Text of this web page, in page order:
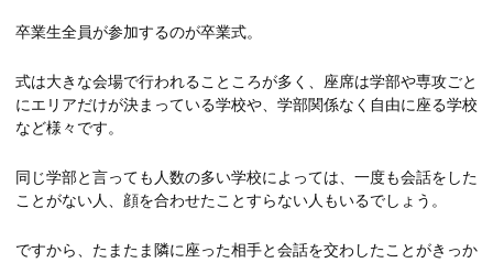
卒業生全員が参加するのが卒業式。
式は大きな会場で行われることころが多く、座席は学部や専攻ごと
にエリアだけが決まっている学校や、学部関係なく自由に座る学校
など様々です。
同じ学部と言っても人数の多い学校によっては、一度も会話をした
ことがない人、顔を合わせたことすらない人もいるでしょう。
ですから、たまたま隣に座った相手と会話を交わしたことがきっか